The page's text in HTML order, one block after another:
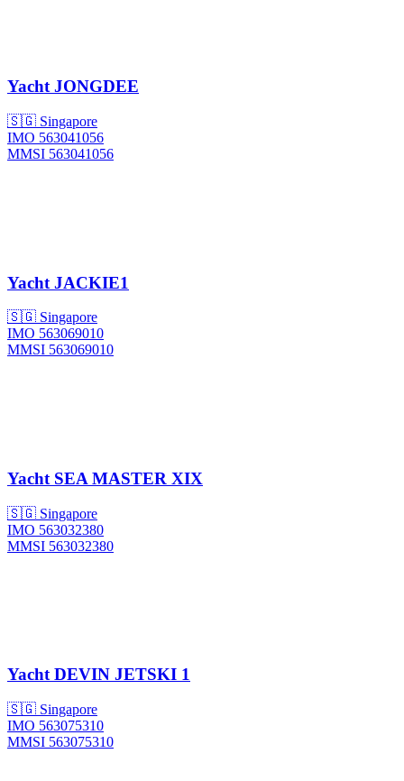
Yacht JONGDEE
🇸🇬 Singapore
IMO 563041056
MMSI 563041056
Yacht JACKIE1
🇸🇬 Singapore
IMO 563069010
MMSI 563069010
Yacht SEA MASTER XIX
🇸🇬 Singapore
IMO 563032380
MMSI 563032380
YachtDEVIN JETSKI 1
🇸🇬 Singapore
IMO 563075310
MMSI 563075310